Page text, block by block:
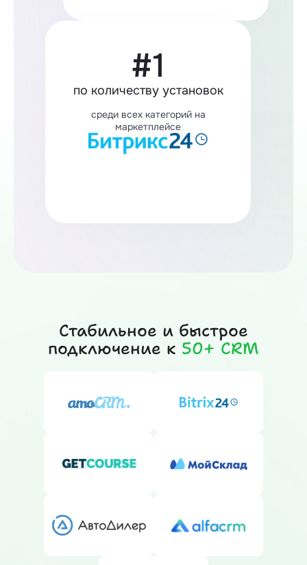
#1
по количеству установок
среди всех категорий на
маркетплейсе
Стабильное и быстрое
подключение к 50+ CRM